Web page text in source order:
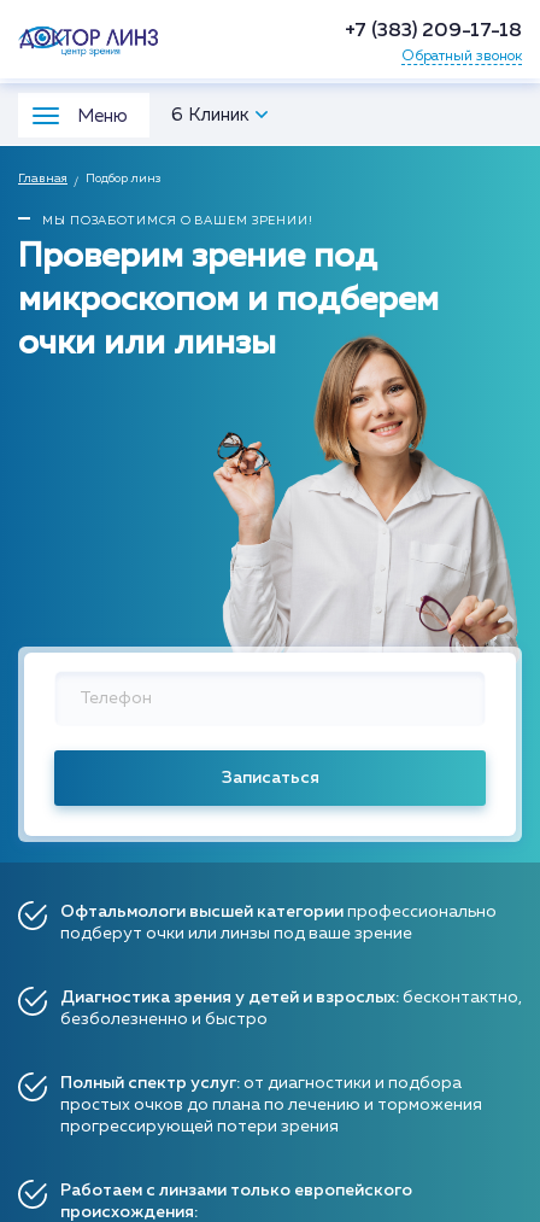
Меню 6 Клиник
+7 (383) 209-17-18
Обратный звонок
Главная Подбор линз
МЫ ПОЗАБОТИМСЯ О ВАШЕМ ЗРЕНИИ!
Проверим зрение под
микроскопом и подберем
очки или линзы
Офтальмологи высшей категории профессионально
подберут очки или линзы под ваше зрение
Диагностика зрения у детей и взрослых: бесконтактно,
безболезненно и быстро
Полный спектр услуг: от диагностики и подбора
простых очков до плана по лечению и торможения
прогрессирующей потери зрения
Работаем с линзами только европейского
происхождения: